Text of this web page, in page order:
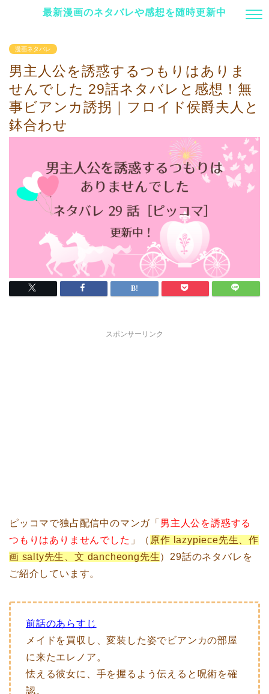
最新漫画のネタバレや感想を随時更新中
漫画ネタバレ
男主人公を誘惑するつもりはありま
せんでした 29話ネタバレと感想！無
事ビアンカ誘拐｜フロイド侯爵夫人と
鉢合わせ
スポンサーリンク
ピッコマで独占配信中のマンガ「 男主人公を誘惑する
つもりはありませんでした 」（ 原作 lazypiece先生、作
画 salty先生、文 dancheong先生）29話のネタバレを
ご紹介しています。
前話のあらすじ
メイドを買収し、変装した姿でビアンカの部屋
に来たエレノア。
怯える彼女に、手を握るよう伝えると呪術を確
認。